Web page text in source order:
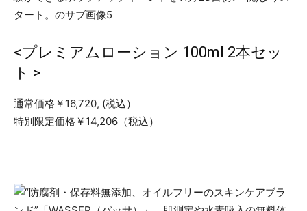
<プレミアムローション 100ml 2本セッ
ト >
通常価格￥16,720, (税込）
特別限定価格￥14,206（税込）